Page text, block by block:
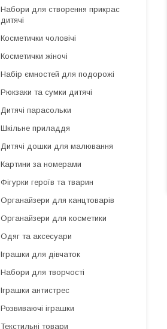
Набори для створення прикрас
дитячі
Косметички чоловічі
Косметички жіночі
Набір ємностей для подорожі
Рюкзаки та сумки дитячі
Дитячі парасольки
Шкільне приладдя
Дитячі дошки для малювання
Картини за номерами
Фігурки героїв та тварин
Органайзери для канцтоварів
Органайзери для косметики
Одяг та аксесуари
Іграшки для дівчаток
Набори для творчості
Іграшки антистрес
Розвиваючі іграшки
Текстильні товари